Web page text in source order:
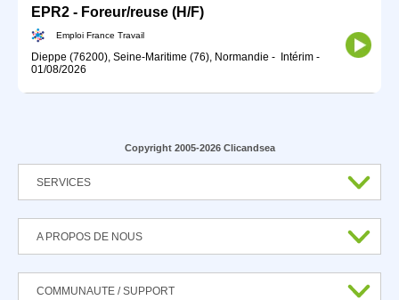
EPR2 - Foreur/reuse (H/F)
Emploi France Travail
Dieppe (76200), Seine-Maritime (76), Normandie - Intérim -
01/08/2026
Copyright 2005-2026 Clicandsea
SERVICES
A PROPOS DE NOUS
COMMUNAUTE / SUPPORT